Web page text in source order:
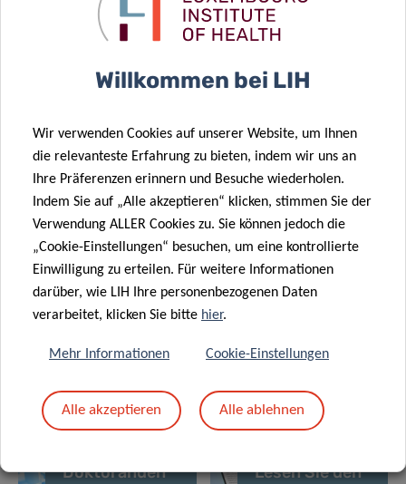
COVID-19-
Taskforce
Preis
für die
Gesellschaft“
08 Feb. 2023
Das
Projet
weiterhin das
LIH
25 Jan. 2023
Krebsbekämpfung
in Luxemburg:
Legs-
Kanning-Preis
16 Jan. 2023
Think Pink Lux
‚Marian Aldred
Award‘ an LIH-
Doktoranden
Lesen Sie den
Willkommen bei LIH
Wir verwenden Cookies auf unserer Website, um Ihnen
die relevanteste Erfahrung zu bieten, indem wir uns an
Ihre Präferenzen erinnern und Besuche wiederholen.
Indem Sie auf „Alle akzeptieren“ klicken, stimmen Sie der
Verwendung ALLER Cookies zu. Sie können jedoch die
„Cookie-Einstellungen“ besuchen, um eine kontrollierte
Einwilligung zu erteilen. Für weitere Informationen
darüber, wie LIH Ihre personenbezogenen Daten
verarbeitet, klicken Sie bitte hier.
Mehr Informationen Cookie-Einstellungen
Alle akzeptieren Alle ablehnen